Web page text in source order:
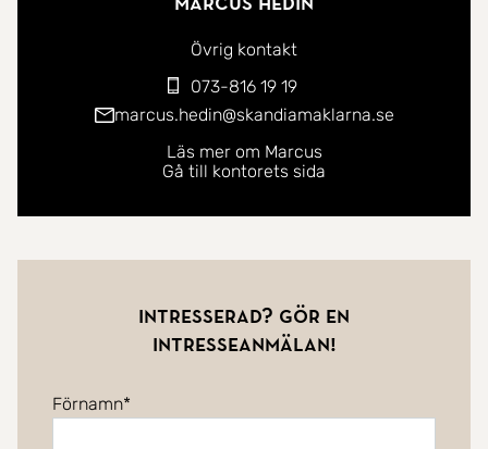
Övrig kontakt
073-816 19 19
marcus.hedin@skandiamaklarna.se
Läs mer om Marcus
Gå till kontorets sida
Intresserad? Gör en
intresseanmälan!
Förnamn